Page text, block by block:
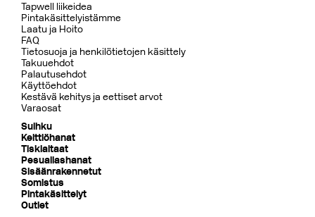
Tapwell liikeidea
Pintakäsittelyistämme
Laatu ja Hoito
FAQ
Tietosuoja ja henkilötietojen käsittely
Takuuehdot
Palautusehdot
Käyttöehdot
Kestävä kehitys ja eettiset arvot
Varaosat
Suihku
Keittiöhanat
Tiskialtaat
Pesuallashanat
Sisäänrakennetut
Somistus
Pintakäsittelyt
Outlet